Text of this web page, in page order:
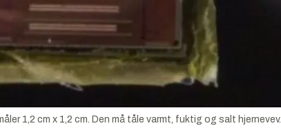
1,2 cm x 1,2 cm. Den må tåle varmt, fuktig og salt hjernevev.